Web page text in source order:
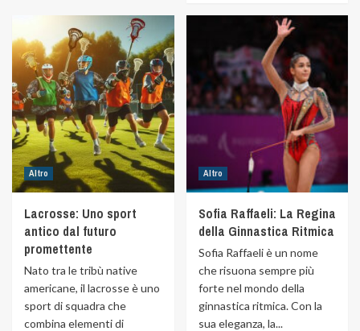
Altro
Lacrosse: Uno sport
antico dal futuro
promettente
Nato tra le tribù native
americane, il lacrosse è uno
sport di squadra che
combina elementi di
Altro
Sofia Raffaeli: La Regina
della Ginnastica Ritmica
Sofia Raffaeli è un nome
che risuona sempre più
forte nel mondo della
ginnastica ritmica. Con la
sua eleganza, la...